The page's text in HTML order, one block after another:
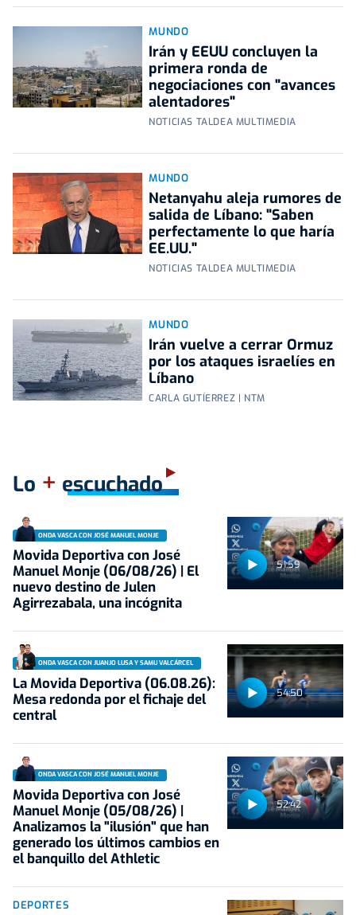
MUNDO
Irán y EEUU concluyen la
primera ronda de
negociaciones con "avances
alentadores"
NOTICIAS TALDEA MULTIMEDIA
MUNDO
Netanyahu aleja rumores de
salida de Líbano: "Saben
perfectamente lo que haría
EE.UU."
NOTICIAS TALDEA MULTIMEDIA
MUNDO
Irán vuelve a cerrar Ormuz
por los ataques israelíes en
Líbano
CARLA GUTÍERREZ | NTM
Lo + escuchado
51:59
ONDA VASCA CON JOSÉ MANUEL MONJE
Movida Deportiva con José
Manuel Monje (06/08/26) | El
nuevo destino de Julen
Agirrezabala, una incógnita
54:50
ONDA VASCA CON JUANJO LUSA Y SAMU VALCÁRCEL
La Movida Deportiva (06.08.26):
Mesa redonda por el fichaje del
central
52:42
ONDA VASCA CON JOSÉ MANUEL MONJE
Movida Deportiva con José
Manuel Monje (05/08/26) |
Analizamos la "ilusión" que han
generado los últimos cambios en
el banquillo del Athletic
DEPORTES